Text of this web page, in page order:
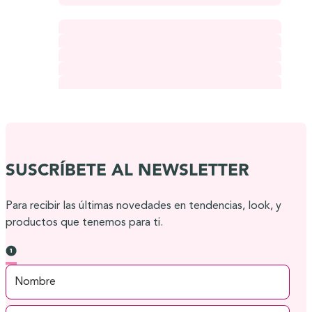
SUSCRÍBETE AL NEWSLETTER
Para recibir las últimas novedades en tendencias, look, y
productos que tenemos para ti.